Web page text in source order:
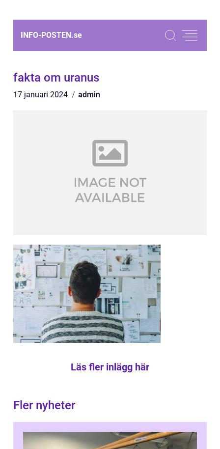
INFO-POSTEN.se
fakta om uranus
17 januari 2024 admin
Läs fler inlägg här
Fler nyheter